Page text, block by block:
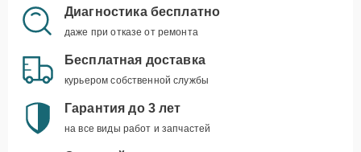
Диагностика бесплатно
даже при отказе от ремонта
Бесплатная доставка
курьером собственной службы
Гарантия до 3 лет
на все виды работ и запчастей